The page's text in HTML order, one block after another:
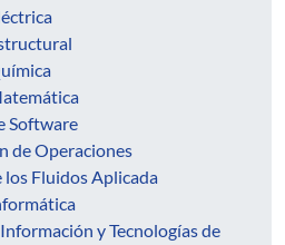
Software
de Operaciones
los Fluidos Aplicada
y Tecnologías de